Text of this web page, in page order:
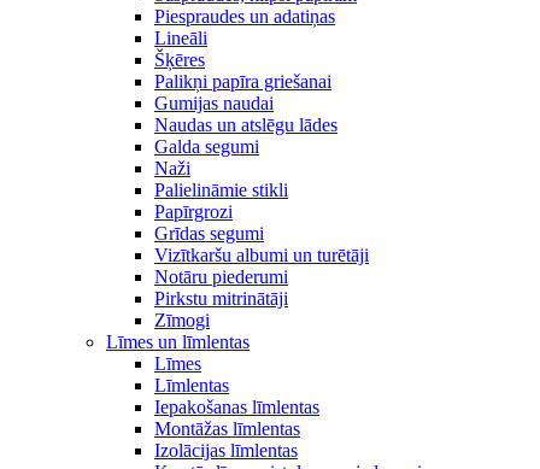
Piespraudes un adatiņas
Lineāli
Šķēres
Palikņi papīra griešanai
Gumijas naudai
Naudas un atslēgu lādes
Galda segumi
Naži
Palielināmie stikli
Papīrgrozi
Grīdas segumi
Vizītkaršu albumi un turētāji
Notāru piederumi
Pirkstu mitrinātāji
Zīmogi
Līmes un līmlentas
Līmes
Līmlentas
Iepakošanas līmlentas
Montāžas līmlentas
Izolācijas līmlentas